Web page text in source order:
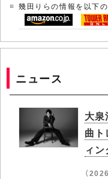
幾田りらの情報を以下
ニュース
大泉
曲
ィ
（